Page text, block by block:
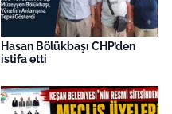
Hasan Bölükbaşı CHP’den
istifa etti